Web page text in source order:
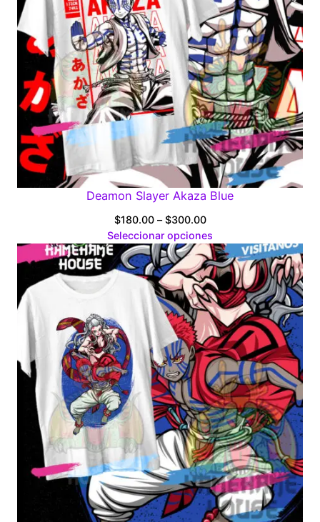
Deamon Slayer Akaza Blue
$180.00 – $300.00Price
range:
$180.00
through
$300.00
Seleccionar opciones